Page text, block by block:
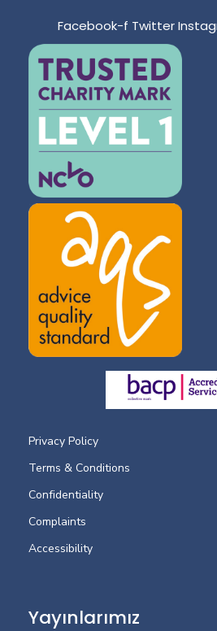
Facebook-f Twitter
Privacy Policy
Terms & Conditions
Confidentiality
Complaints
Accessibility
Yayınlarımız